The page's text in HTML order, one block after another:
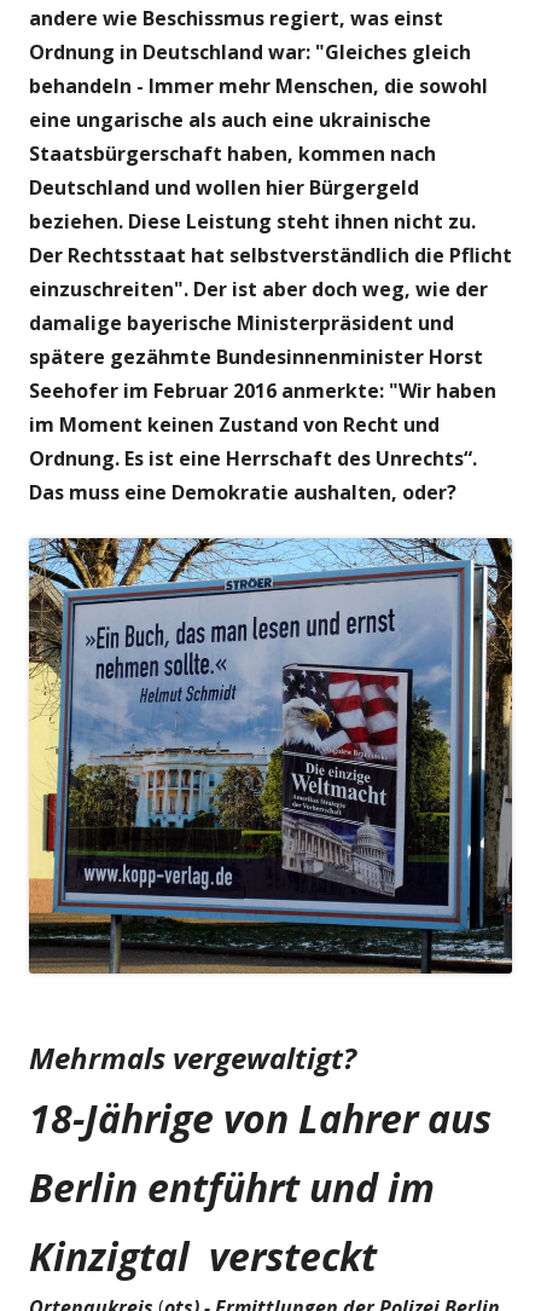
andere wie Beschissmus regiert, was einst
Ordnung in Deutschland war: "Gleiches gleich
behandeln - Immer mehr Menschen, die sowohl
eine ungarische als auch eine ukrainische
Staatsbürgerschaft haben, kommen nach
Deutschland und wollen hier Bürgergeld
beziehen. Diese Leistung steht ihnen nicht zu.
Der Rechtsstaat hat selbstverständlich die Pflicht
einzuschreiten". Der ist aber doch weg, wie der
damalige bayerische Ministerpräsident und
spätere gezähmte Bundesinnenminister Horst
Seehofer im Februar 2016 anmerkte: "Wir haben
im Moment keinen Zustand von Recht und
Ordnung. Es ist eine Herrschaft des Unrechts“.
Das muss eine Demokratie aushalten, oder?
Mehrmals vergewaltigt?
18-Jährige von Lahrer aus
Berlin entführtund im
Kinzigtal versteckt